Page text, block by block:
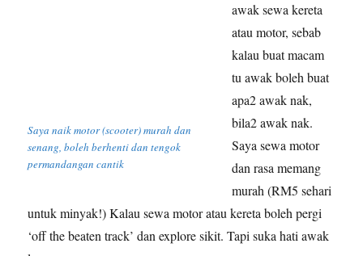
Saya naik motor (scooter) murah dan
senang, boleh berhenti dan tengok
permandangan cantik
awak sewa kereta
atau motor, sebab
kalau buat macam
tu awak boleh buat
apa2 awak nak,
bila2 awak nak.
Saya sewa motor
dan rasa memang
murah (RM5 sehari
untuk minyak!) Kalau sewa motor atau kereta boleh pergi
‘off the beaten track’ dan explore sikit. Tapi suka hati awak